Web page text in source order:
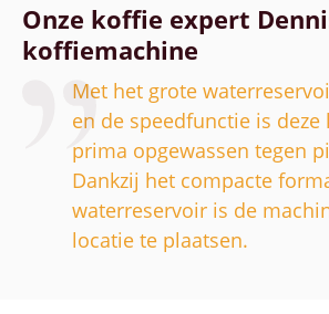
Onze koffie expert
koffiemachine
Met het grote
en de speedfunctie is
prima opgewassen tegen
Dankzij het compacte
waterreservoir is de
locatie te plaatsen.